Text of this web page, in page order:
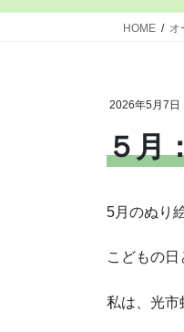
HOME オ
2026年5月7日
５月
5月のぬり
こどもの
私は、光市